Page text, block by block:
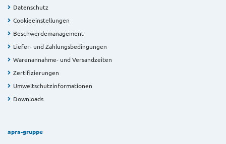
Datenschutz
Cookieeinstellungen
Beschwerdemanagement
Liefer- und Zahlungsbedingungen
Warenannahme- und Versandzeiten
Zertifizierungen
Umweltschutzinformationen
Downloads
apra-gruppe